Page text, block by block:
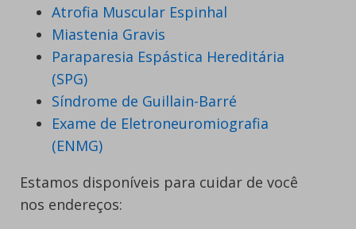
Atrofia Muscular Espinhal
Miastenia Gravis
Paraparesia Espástica Hereditária
(SPG)
Síndrome de Guillain-Barré
Exame de Eletroneuromiografia
(ENMG)
Estamos disponíveis para cuidar de você
nos endereços: